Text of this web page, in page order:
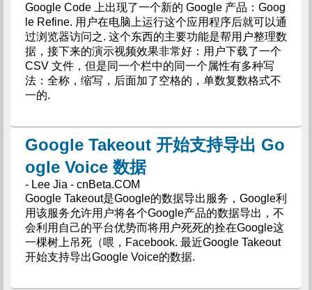
Google Code 上出现了一个新的 Google 产品：Goog
le Refine. 用户在电脑上运行这个应用程序后就可以通
过浏览器访问之. 这个东西的主要功能是帮用户整理数
据，接下来的演示视频效果非常好：用户下载了一个
CSV 文件，但是同一个栏中的同一个属性有多种写
法：全称，缩写，后面加了空格的，单数复数格式不
一的.
Google Takeout 开始支持导出 Go
ogle Voice 数据
- Lee Jia - cnBeta.COM
Google Takeout是Google的数据导出服务，Google利
用该服务允许用户将各个Google产品的数据导出，不
会利用自己的平台优势而将用户死死的拴在Google这
一棵树上吊死（喂，Facebook. 最近Google Takeout
开始支持导出Google Voice的数据.